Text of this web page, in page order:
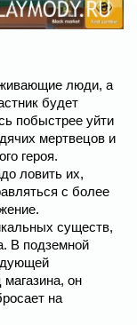
люди, а
будет
побыстрее уйти
мертвецов и
героя.
ловить их,
с более
существ,
В подземной
он
на